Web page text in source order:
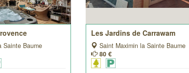
Sainte Baume
Les Jardins de Carrawam
Saint Maximin la Sainte Baume
80 €